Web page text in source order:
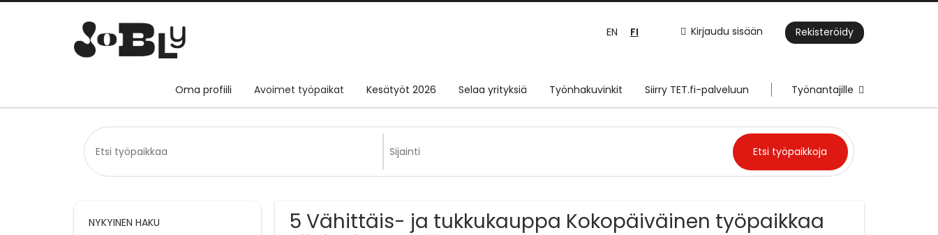
Kirjaudu sisään Rekisteröidy
EN FI
Oma profiili Avoimet työpaikat Kesätyöt 2026 Selaa yrityksiä Työnhakuvinkit Siirry TET.fi-palveluun Työnantajille
5 Vähittäis- ja tukkukauppa Kokopäiväinen työpaikkaa
NYKYINEN HAKU